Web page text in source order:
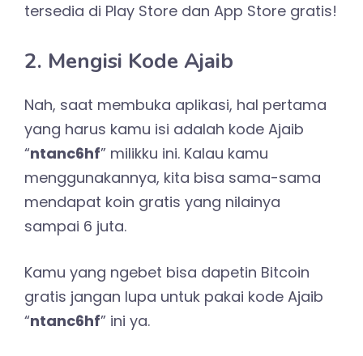
tersedia di Play Store dan App Store gratis!
2. Mengisi Kode Ajaib
Nah, saat membuka aplikasi, hal pertama
yang harus kamu isi adalah kode Ajaib
“ntanc6hf” milikku ini. Kalau kamu
menggunakannya, kita bisa sama-sama
mendapat koin gratis yang nilainya
sampai 6 juta.
Kamu yang ngebet bisa dapetin Bitcoin
gratis jangan lupa untuk pakai kode Ajaib
“ntanc6hf” ini ya.